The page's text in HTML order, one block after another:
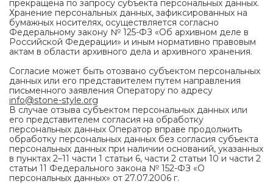
прекращена по запросу субъекта персональных данных.
Хранение персональных данных, зафиксированных на
бумажных носителях, осуществляется согласно
Федеральному закону № 125-ФЗ «Об архивном деле в
Российской Федерации» и иным нормативно правовым
актам в области архивного дела и архивного хранения.
Согласие может быть отозвано субъектом персональных
данных или его представителем путем направления
письменного заявления Оператору по адресу
info@stone-style.org
В случае отзыва субъектом персональных данных или
его представителем согласия на обработку
персональных данных Оператор вправе продолжить
обработку персональных данных без согласия субъекта
персональных данных при наличии оснований, указанных
в пунктах 2–11 части 1 статьи 6, части 2 статьи 10 и части 2
статьи 11 Федерального закона № 152-ФЗ «О
персональных данных» от 27.07.2006 г.